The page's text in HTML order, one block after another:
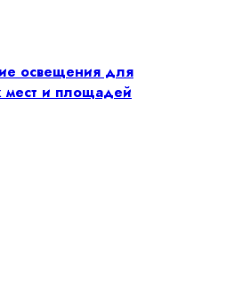
освещения для
мест и площадей